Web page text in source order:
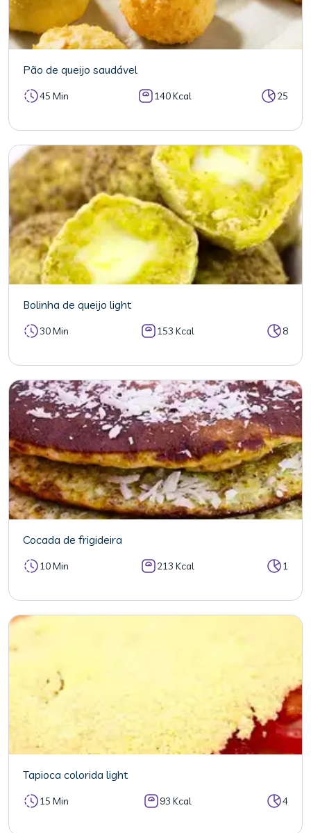
Pão de queijo saudável
45 Min 140 Kcal 25
Bolinha de queijo light
30 Min 153 Kcal 8
Cocada de frigideira
10 Min 213 Kcal 1
Tapioca colorida light
15 Min 93 Kcal 4